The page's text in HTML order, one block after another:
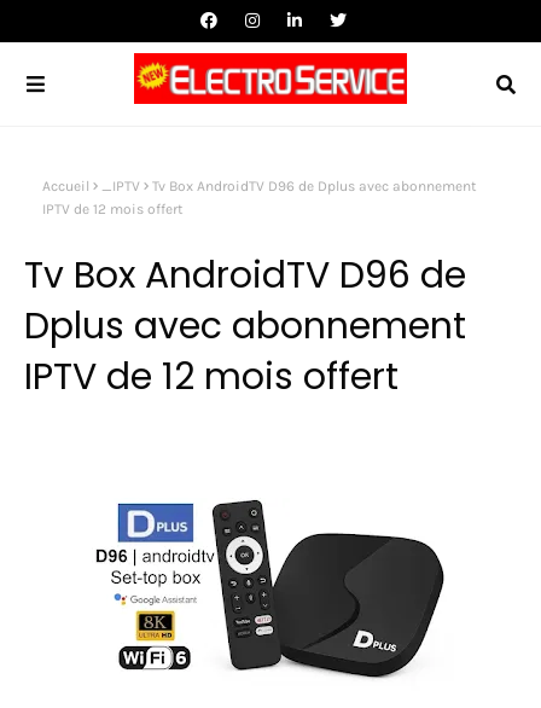
Accueil _IPTV
Tv Box AndroidTV D96 de Dplus avec abonnement
IPTV de 12 mois offert
Tv Box AndroidTV D96 de
Dplus avec abonnement
IPTV de 12 mois offert